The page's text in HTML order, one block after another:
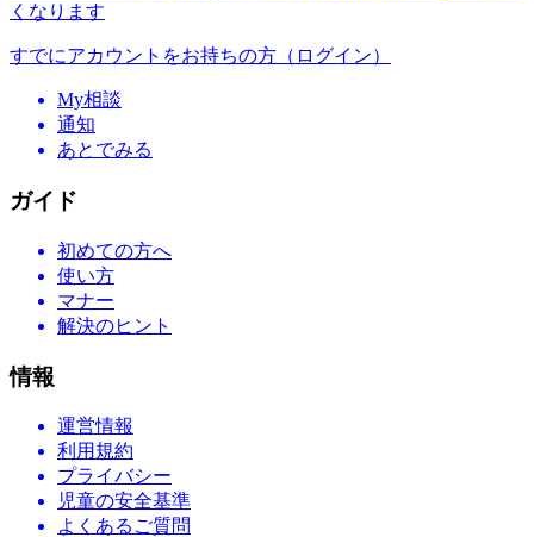
くなります
すでにアカウントをお持ちの方（ログイン）
My相談
通知
あとでみる
ガイド
初めての方へ
使い方
マナー
解決のヒント
情報
運営情報
利用規約
プライバシー
児童の安全基準
よくあるご質問